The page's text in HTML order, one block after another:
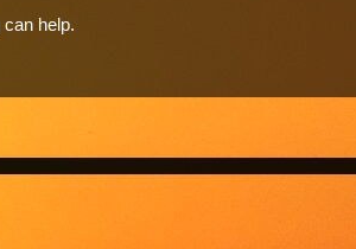
can help.